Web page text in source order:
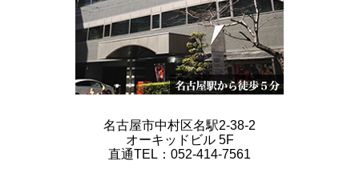
名古屋市中村区名駅2-38-2
オーキッドビル 5F
直通TEL：052-414-7561